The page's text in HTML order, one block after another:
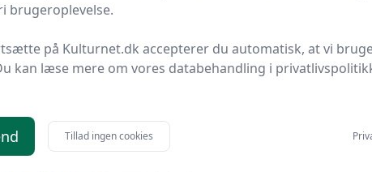
brugeroplevelse.
på Kulturnet.dk accepterer du automatisk, at vi
kan læse mere om vores databehandling i
Tillad ingen cookies